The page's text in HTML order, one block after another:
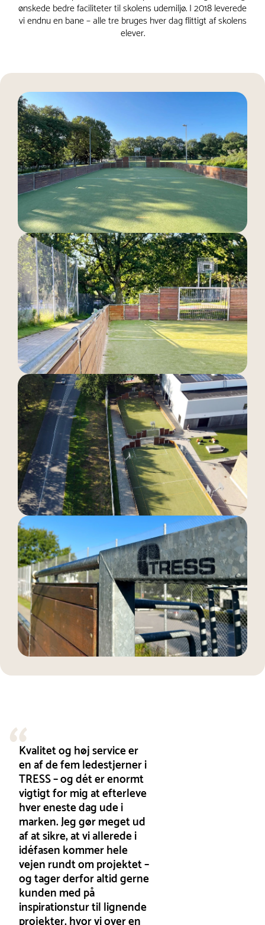
ønskede bedre faciliteter til skolens udemiljø. I 2018 leverede
vi endnu en bane – alle tre bruges hver dag flittigt af skolens
elever.
Kvalitet og høj service er
en af de fem ledestjerner i
TRESS – og dét er enormt
vigtigt for mig at efterleve
hver eneste dag ude i
marken. Jeg gør meget ud
af at sikre, at vi allerede i
idéfasen kommer hele
vejen rundt om projektet –
og tager derfor altid gerne
kunden med på
inspirationstur til lignende